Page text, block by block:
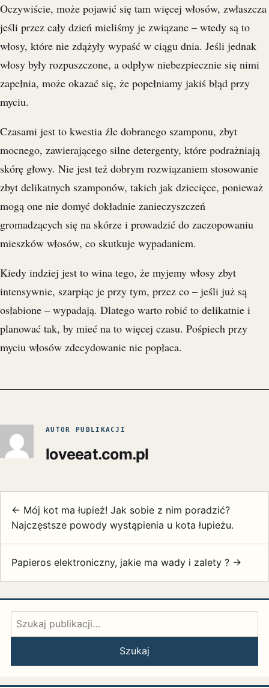
Oczywiście, może pojawić się tam więcej włosów, zwłaszcza
jeśli przez cały dzień mieliśmy je związane – wtedy są to
włosy, które nie zdążyły wypaść w ciągu dnia. Jeśli jednak
włosy były rozpuszczone, a odpływ niebezpiecznie się nimi
zapełnia, może okazać się, że popełniamy jakiś błąd przy
myciu.
Czasami jest to kwestia źle dobranego szamponu, zbyt
mocnego, zawierającego silne detergenty, które podrażniają
skórę głowy. Nie jest też dobrym rozwiązaniem stosowanie
zbyt delikatnych szamponów, takich jak dziecięce, ponieważ
mogą one nie domyć dokładnie zanieczyszczeń
gromadzących się na skórze i prowadzić do zaczopowaniu
mieszków włosów, co skutkuje wypadaniem.
Kiedy indziej jest to wina tego, że myjemy włosy zbyt
intensywnie, szarpiąc je przy tym, przez co – jeśli już są
osłabione – wypadają. Dlatego warto robić to delikatnie i
planować tak, by mieć na to więcej czasu. Pośpiech przy
myciu włosów zdecydowanie nie popłaca.
AUTOR PUBLIKACJI
loveeat.com.pl
← Mój kot ma łupież! Jak sobie z nim poradzić?
Najczęstsze powody wystąpienia u kota łupieżu.
Papieros elektroniczny, jakie ma wady i zalety ? →
Szukaj:
Szukaj